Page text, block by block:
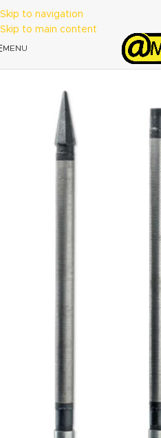
Skip to navigation
Skip to main content
MENU